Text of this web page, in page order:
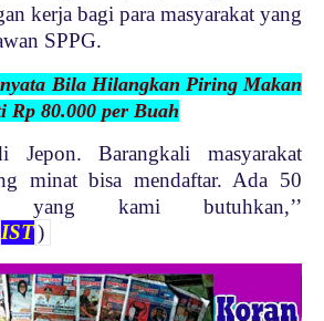
kerja bagi para masyarakat yang
SPPG.
Bila Hilangkan Piring Makan
Rp 80.000 per Buah
Jepon. Barangkali masyarakat
minat bisa mendaftar. Ada 50
yang kami butuhkan,’’
IST)